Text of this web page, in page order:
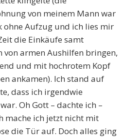
von meinem Mann war
ohne Aufzug und ich lies mir
die Einkäufe samt
von armen Aushilfen bringen,
und mit hochrotem Kopf
ankamen). Ich stand auf
dass ich irgendwie
Oh Gott – dachte ich –
mache ich jetzt nicht mit
die Tür auf. Doch alles ging